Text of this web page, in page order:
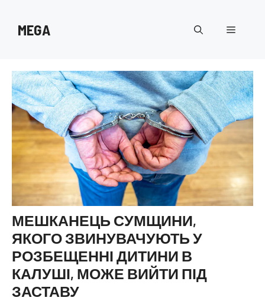
MEGA Меню
МЕШКАНЕЦЬ СУМЩИНИ,
ЯКОГО ЗВИНУВАЧУЮТЬ У
РОЗБЕЩЕННІ ДИТИНИ В
КАЛУШІ, МОЖЕ ВИЙТИ ПІД
ЗАСТАВУ